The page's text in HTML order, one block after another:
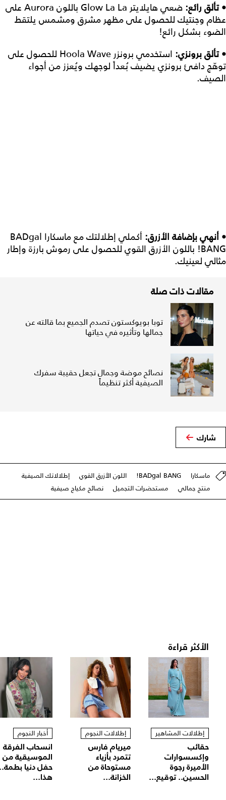
• تألق رائع:
ضعي هايلايتر Glow La La باللون Aurora على
عظام وجنتيك للحصول على مظهر مشرق ومشمس يلتقط
الضوء بشكل رائع!
• تألق برونزي:
استخدمي برونزر Hoola Wave للحصول على
توهّج دافئ برونزي يضيف بُعداً لوجهك ويُعزز من أجواء
الصيف.
• أنهي بإضافة الأزرق:
أكملي إطلالتك مع ماسكارا BADgal
BANG! باللون الأزرق القوي للحصول على رموش بارزة وإطار
مثالي لعينيك.
مقالات ذات صلة
توبا بويوكستون تصدم الجميع بما قالته عن
جمالها وتأثيره في حياتها
نصائح موضة وجمال تجعل حقيبة سفرك
الصيفية أكثر تنظيماً
شارك
ماسکارا BADgal BANG! اللون الأزرق القوي
إطلالاتك الصيفية
منتج جمالي
مستحضرات التجميل نصائح مكياج صيفية
الأكثر قراءة
إطلالات المشاهير
حقائب
وإكسسوارات
الأميرة رجوة
الحسين.. توقيع...
إطلالات النجوم
ميريام فارس
تتمرد بأزياء
مستوحاة من
الخزانة...
أخبار النجوم
انسحاب الفرقة
الموسيقية من
حفل دنيا
هذا...